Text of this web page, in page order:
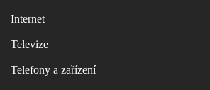
Internet
Televize
Telefony a zařízení